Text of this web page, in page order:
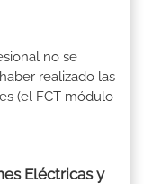
no se
realizado las
(el FCT módulo
Eléctricas y